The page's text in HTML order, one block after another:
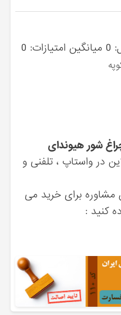
0 میانگین امتیازات: 0
شور هیوندای
در واستاپ ، تلفنی و
مشاوره برای خرید می
کنید :